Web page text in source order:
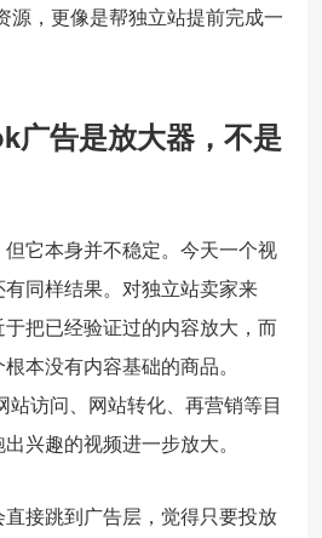
源，更像是帮独立站提前完成一
广告是放大器，不是
它本身并不稳定。今天一个视
同样结果。对独立站卖家来
把已经验证过的内容放大，而
本没有内容基础的商品。
站访问、网站转化、再营销等目
兴趣的视频进一步放大。
接跳到广告层，觉得只要投放